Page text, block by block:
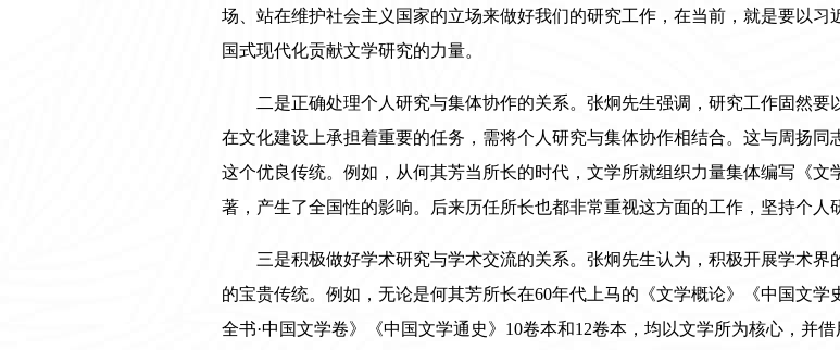
场、站在维护社会主义国家的立场来做好我们的研究工作，在当前，就是要以
国式现代化贡献文学研究的力量。
二是正确处理个人研究与集体协作的关系。张炯先生强调，研究工作固然要
在文化建设上承担着重要的任务，需将个人研究与集体协作相结合。这与周扬
这个优良传统。例如，从何其芳当所长的时代，文学所就组织力量集体编写《
著，产生了全国性的影响。后来历任所长也都非常重视这方面的工作，坚持个人
三是积极做好学术研究与学术交流的关系。张炯先生认为，积极开展学术
的宝贵传统。例如，无论是何其芳所长在60年代上马的《文学概论》《中国文
全书·中国文学卷》《中国文学通史》10卷本和12卷本，均以文学所为核心，并